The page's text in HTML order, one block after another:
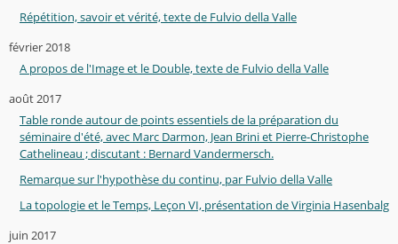
Répétition, savoir et vérité, texte de Fulvio della Valle
février 2018
A propos de l'Image et le Double, texte de Fulvio della Valle
août 2017
Table ronde autour de points essentiels de la préparation du
séminaire d'été, avec Marc Darmon, Jean Brini et Pierre-Christophe
Cathelineau ; discutant : Bernard Vandermersch.
Remarque sur l'hypothèse du continu, par Fulvio della Valle
La topologie et le Temps, Leçon VI, présentation de Virginia Hasenbalg
juin 2017